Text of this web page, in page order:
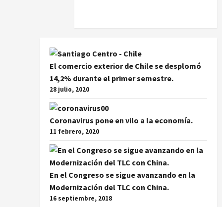
El comercio exterior de Chile se desplomó
14,2% durante el primer semestre.
28 julio, 2020
Coronavirus pone en vilo a la economía.
11 febrero, 2020
En el Congreso se sigue avanzando en la
Modernización del TLC con China.
16 septiembre, 2018